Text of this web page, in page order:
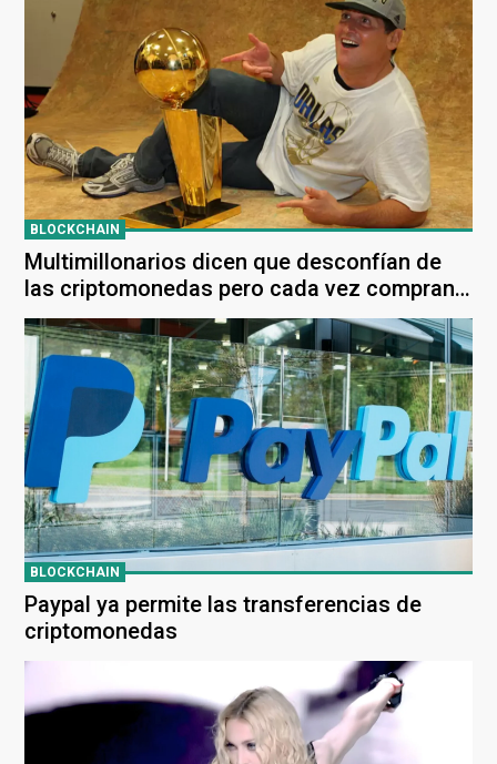
BLOCKCHAIN
Multimillonarios dicen que desconfían de
las criptomonedas pero cada vez compran
más
BLOCKCHAIN
Paypal ya permite las transferencias de
criptomonedas